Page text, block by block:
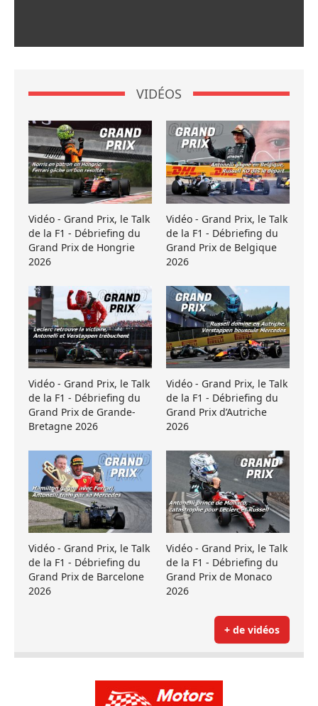
VIDÉOS
Vidéo - Grand Prix, le Talk
de la F1 - Débriefing du
Grand Prix de Hongrie
2026
Vidéo - Grand Prix, le Talk
de la F1 - Débriefing du
Grand Prix de Belgique
2026
Vidéo - Grand Prix, le Talk
de la F1 - Débriefing du
Grand Prix de Grande-
Bretagne 2026
Vidéo - Grand Prix, le Talk
de la F1 - Débriefing du
Grand Prix d’Autriche
2026
Vidéo - Grand Prix, le Talk
de la F1 - Débriefing du
Grand Prix de Barcelone
2026
Vidéo - Grand Prix, le Talk
de la F1 - Débriefing du
Grand Prix de Monaco
2026
+ de vidéos